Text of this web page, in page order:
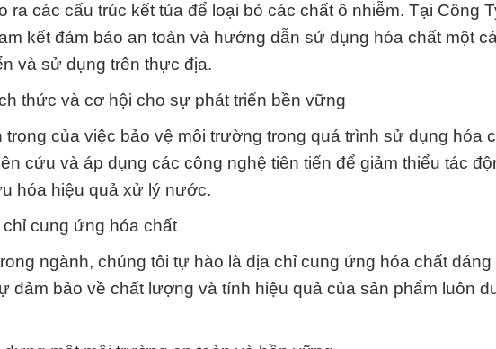
các cấu trúc kết tủa để loại bỏ các chất ô nhiễm. Tại Công
kết đảm bảo an toàn và hướng dẫn sử dụng hóa chất một
và sử dụng trên thực địa.
thức và cơ hội cho sự phát triển bền vững
của việc bảo vệ môi trường trong quá trình sử dụng hóa
cứu và áp dụng các công nghệ tiên tiến để giảm thiểu tác
hóa hiệu quả xử lý nước.
cung ứng hóa chất
ngành, chúng tôi tự hào là địa chỉ cung ứng hóa chất đáng
đảm bảo về chất lượng và tính hiệu quả của sản phẩm luôn